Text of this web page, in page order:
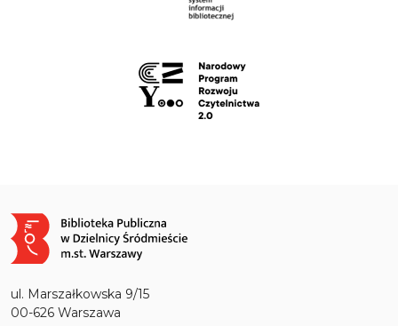
Obraz
ul. Marszałkowska 9/15
00-626 Warszawa